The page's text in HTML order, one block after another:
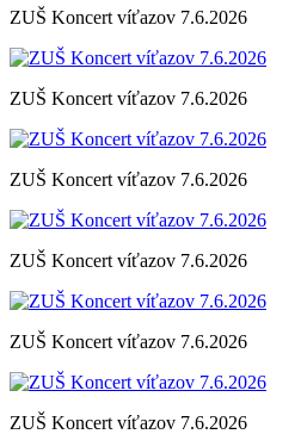
ZUŠ Koncert víťazov 7.6.2026
ZUŠ Koncert víťazov 7.6.2026
ZUŠ Koncert víťazov 7.6.2026
ZUŠ Koncert víťazov 7.6.2026
ZUŠ Koncert víťazov 7.6.2026
ZUŠ Koncert víťazov 7.6.2026